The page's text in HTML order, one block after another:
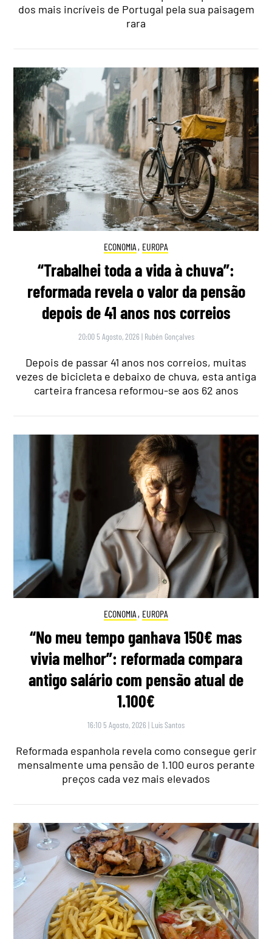
dos mais incríveis de Portugal pela sua paisagem
rara
ECONOMIA , EUROPA
“Trabalhei toda a vida à chuva”:
reformada revela o valor da pensão
depois de 41 anos nos correios
20:00 5 Agosto, 2026 | Rubén Gonçalves
Depois de passar 41 anos nos correios, muitas
vezes de bicicleta e debaixo de chuva, esta antiga
carteira francesa reformou-se aos 62 anos
ECONOMIA , EUROPA
“No meu tempo ganhava 150€ mas
vivia melhor”: reformada compara
antigo salário com pensão atual de
1.100€
16:10 5 Agosto, 2026 | Luís Santos
Reformada espanhola revela como consegue gerir
mensalmente uma pensão de 1.100 euros perante
preços cada vez mais elevados